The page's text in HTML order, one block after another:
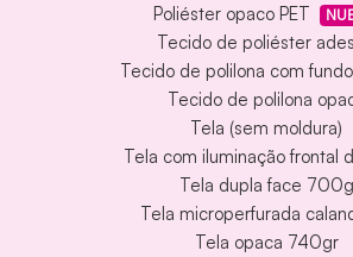
Poliéster opaco PET
Tecido de poliéster
Tecido de polilona com
Tecido de polilona
Tela (sem moldura)
Tela com iluminação frontal
Tela dupla face 700g
Tela microperfurada
Tela opaca 740gr